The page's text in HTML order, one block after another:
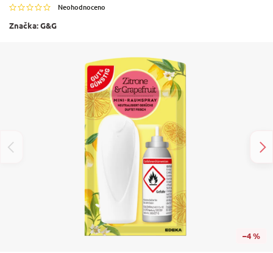
Neohodnoceno
Značka:G&G
–4 %